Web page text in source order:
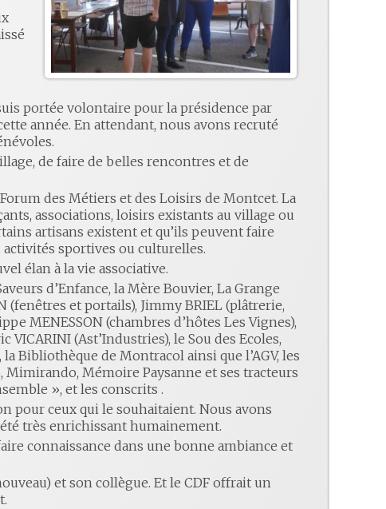
portée volontaire pour la présidence par
année. En attendant, nous avons recruté
de faire de belles rencontres et de
des Métiers et des Loisirs de Montcet. La
associations, loisirs existants au village ou
artisans existent et qu’ils peuvent faire
activités sportives ou culturelles.
élan à la vie associative.
d’Enfance, la Mère Bouvier, La Grange
(fenêtres et portails), Jimmy BRIEL (plâtrerie,
MENESSON (chambres d’hôtes Les Vignes),
VICARINI (Ast’Industries), le Sou des Ecoles,
Bibliothèque de Montracol ainsi que l’AGV, les
Mimirando, Mémoire Paysanne et ses tracteurs
», et les conscrits .
pour ceux qui le souhaitaient. Nous avons
très enrichissant humainement.
connaissance dans une bonne ambiance et
et son collègue. Et le CDF offrait un